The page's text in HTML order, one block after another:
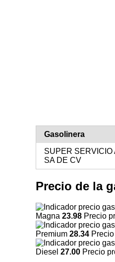
Gasolinera
SUPER SERVICIO
SA DE CV
Precio de la
Magna 23.98 Precio
Premium 28.34
Diesel 27.00 Precio